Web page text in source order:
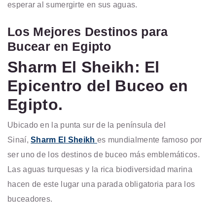
esperar al sumergirte en sus aguas.
Los Mejores Destinos para
Bucear en Egipto
Sharm El Sheikh: El
Epicentro del Buceo en
Egipto.
Ubicado en la punta sur de la península del
Sinaí,Sharm El Sheikh es mundialmente famoso por
ser uno de los destinos de buceo más emblemáticos.
Las aguas turquesas y la rica biodiversidad marina
hacen de este lugar una parada obligatoria para los
buceadores.